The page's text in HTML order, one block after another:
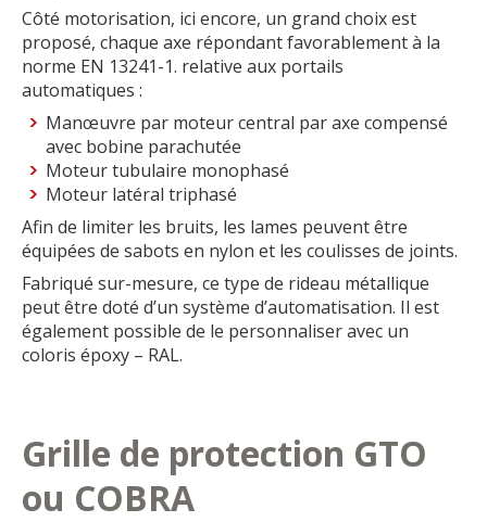
Côté motorisation, ici encore, un grand choix est
proposé, chaque axe répondant favorablement à la
norme EN 13241-1. relative aux portails
automatiques :
Manœuvre par moteur central par axe compensé
avec bobine parachutée
Moteur tubulaire monophasé
Moteur latéral triphasé
Afin de limiter les bruits, les lames peuvent être
équipées de sabots en nylon et les coulisses de joints.
Fabriqué sur-mesure, ce type de rideau métallique
peut être doté d’un système d’automatisation. Il est
également possible de le personnaliser avec un
coloris époxy – RAL.
Grille de protection GTO
ou COBRA